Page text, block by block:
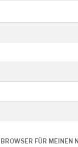
FÜR MEINEN